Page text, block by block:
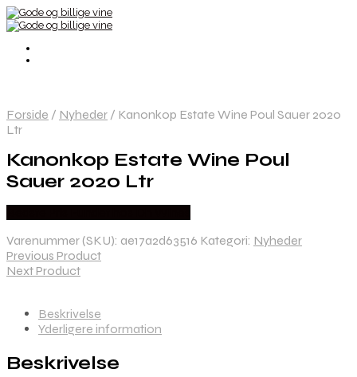
Forside / Nyheder / Kanonkop Estate Wine Poul Sauer 2020
Ltr
Kanonkop Estate Wine Poul
Sauer 2020 Ltr
Varenummer (SKU): ae17a2d63516 Kategori: Nyheder
Previous Product
Next Product
Beskrivelse
Yderligere information
Beskrivelse